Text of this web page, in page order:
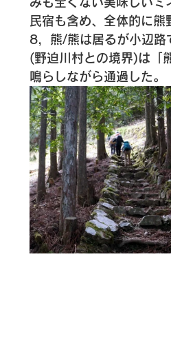
民宿も含め、全体的に熊
8，熊/熊は居るが小辺路
(野迫川村との境界)は「
鳴らしながら通過した。